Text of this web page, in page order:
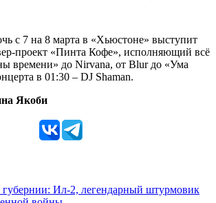
с 7 на 8 марта в «Хьюстоне» выступит
проект «Пинта Кофе», исполняющий всё
времени» до Nirvana, от Blur до «Ума
в 01:30 – DJ Shaman.
Якоби
губернии: Ил-2, легендарный штурмовик